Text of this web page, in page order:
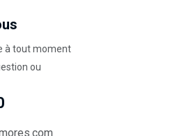
à tout moment
ou